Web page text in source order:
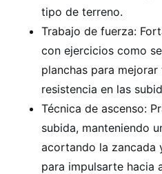
tipo de terreno.
Trabajo de fuerza:
con ejercicios como
planchas para
resistencia en las
Técnica de ascenso:
subida, manteniendo
acortando la zancada
para impulsarte hacia